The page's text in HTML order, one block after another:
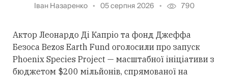
Іван Назаренко 05 серпня 2026 790
Актор Леонардо Ді Капріо та фонд Джеффа
Безоса Bezos Earth Fund оголосили про запуск
Phoenix Species Project — масштабної ініціативи з
бюджетом $200 мільйонів, спрямованої на